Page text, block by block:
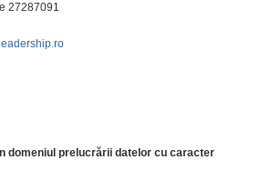
27287091
domeniul prelucrării datelor cu caracter